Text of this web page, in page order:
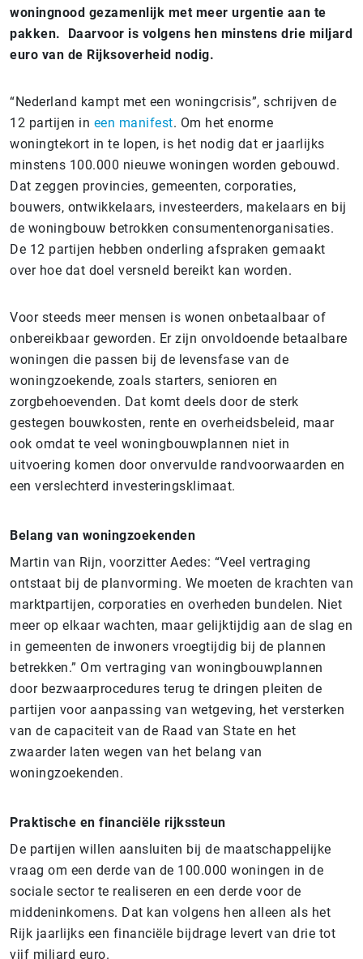
woningnood gezamenlijk met meer urgentie aan te
pakken. Daarvoor is volgens hen minstens drie miljard
euro van de Rijksoverheid nodig.
“Nederland kampt met een woningcrisis”, schrijven de
12 partijen in een manifest. Om het enorme
woningtekort in te lopen, is het nodig dat er jaarlijks
minstens 100.000 nieuwe woningen worden gebouwd.
Dat zeggen provincies, gemeenten, corporaties,
bouwers, ontwikkelaars, investeerders, makelaars en bij
de woningbouw betrokken consumentenorganisaties.
De 12 partijen hebben onderling afspraken gemaakt
over hoe dat doel versneld bereikt kan worden.
Voor steeds meer mensen is wonen onbetaalbaar of
onbereikbaar geworden. Er zijn onvoldoende betaalbare
woningen die passen bij de levensfase van de
woningzoekende, zoals starters, senioren en
zorgbehoevenden. Dat komt deels door de sterk
gestegen bouwkosten, rente en overheidsbeleid, maar
ook omdat te veel woningbouwplannen niet in
uitvoering komen door onvervulde randvoorwaarden en
een verslechterd investeringsklimaat.
Belang van woningzoekenden
Martin van Rijn, voorzitter Aedes: “Veel vertraging
ontstaat bij de planvorming. We moeten de krachten van
marktpartijen, corporaties en overheden bundelen. Niet
meer op elkaar wachten, maar gelijktijdig aan de slag en
in gemeenten de inwoners vroegtijdig bij de plannen
betrekken.” Om vertraging van woningbouwplannen
door bezwaarprocedures terug te dringen pleiten de
partijen voor aanpassing van wetgeving, het versterken
van de capaciteit van de Raad van State en het
zwaarder laten wegen van het belang van
woningzoekenden.
Praktische en financiële rijkssteun
De partijen willen aansluiten bij de maatschappelijke
vraag om een derde van de 100.000 woningen in de
sociale sector te realiseren en een derde voor de
middeninkomens. Dat kan volgens hen alleen als het
Rijk jaarlijks een financiële bijdrage levert van drie tot
vijf miljard euro.